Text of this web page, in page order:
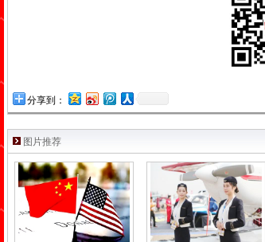
分享到：
图片推荐